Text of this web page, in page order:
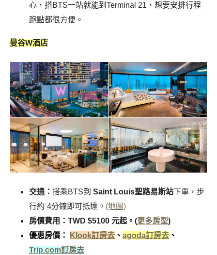
心，搭BTS一站就能到Terminal 21，想要安排行程
跑點都很方便。
曼谷W酒店
交通： 搭乘BTS到 Saint Louis聖路易斯站下車，步
行約ˊ4分鐘即可抵達。 (地圖)
房價費用：TWD $5100 元起。(更多房型)
優惠房價：
Klook訂房去 、 agoda訂房去 、
Trip.com訂房去